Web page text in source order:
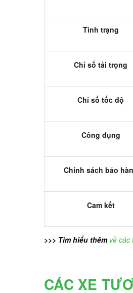
Tình trạng
Chỉ số tải trọng
Chỉ số tốc độ
Công dụng
Chính sách bảo
Cam kết
>>> Tìm hiểu thêm về các
CÁC XE